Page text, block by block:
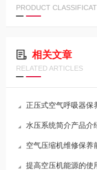
PRODUCT
相关文章
RELATED ARTICLES
正压式空气呼吸器保
水压系统简介产品介
空气压缩机维修保养
提高空压机能源的使